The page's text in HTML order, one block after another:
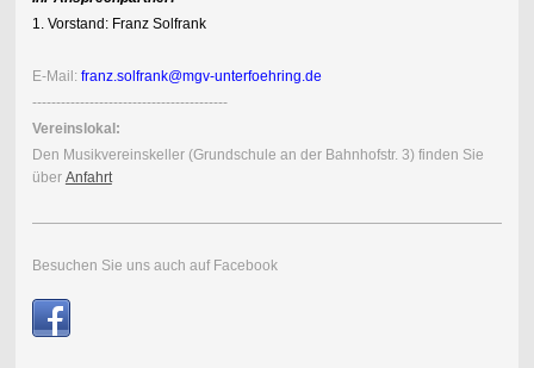
1. Vorstand: Franz Solfrank
E-Mail: franz.solfrank@mgv-unterfoehring.de
-----------------------------------------
Vereinslokal:
Den Musikvereinskeller (Grundschule an der Bahnhofstr. 3) finden Sie
über Anfahrt
Besuchen Sie uns auch auf Facebook